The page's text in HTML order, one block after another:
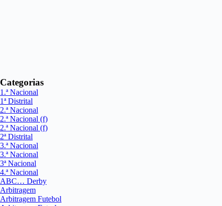
Categorias
1.ª Nacional
1ª Distrital
2.ª Nacional
2.ª Nacional (f)
2.ª Nacional (f)
2ª Distrital
3.ª Nacional
3.ª Nacional
3ª Nacional
4.ª Nacional
ABC… Derby
Arbitragem
Arbitragem Futebol